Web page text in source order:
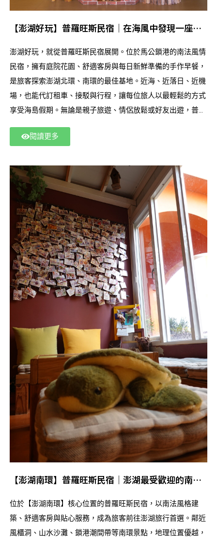
【澎湖好玩】普羅旺斯民宿｜在海風中發現一座南
澎湖好玩，就從普羅旺斯民宿展開。位於馬公鎖港的南法風情
民宿，擁有庭院花園、舒適客房與每日新鮮準備的手作早餐，
是旅客探索澎湖北環、南環的最佳基地。近海、近落日、近機
場，也能代訂租車、接駁與行程，讓每位旅人以最輕鬆的方式
享受海島假期。無論是親子旅遊、情侶放鬆或好友出遊，普羅
閱讀更多
【澎湖南環】普羅旺斯民宿｜澎湖最受歡迎的南環
位於【澎湖南環】核心位置的普羅旺斯民宿，以南法風格建
築、舒適客房與貼心服務，成為旅客前往澎湖旅行首選。鄰近
風櫃洞、山水沙灘、鎖港潮間帶等南環景點，地理位置優越，